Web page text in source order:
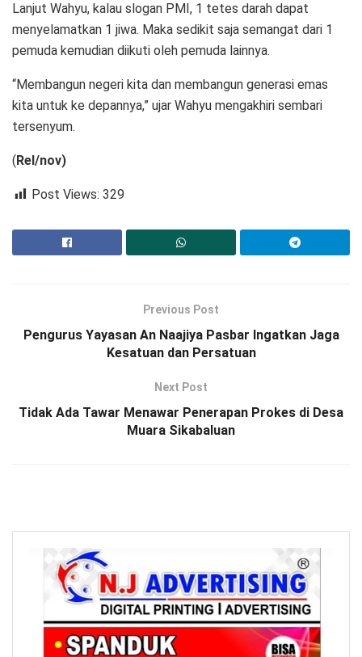
Lanjut Wahyu, kalau slogan PMI, 1 tetes darah dapat
menyelamatkan 1 jiwa. Maka sedikit saja semangat dari 1
pemuda kemudian diikuti oleh pemuda lainnya.
“Membangun negeri kita dan membangun generasi emas
kita untuk ke depannya,” ujar Wahyu mengakhiri sembari
tersenyum.
(Rel/nov)
Post Views: 329
Previous Post
Pengurus Yayasan An Naajiya Pasbar Ingatkan Jaga
Kesatuan dan Persatuan
Next Post
Tidak Ada Tawar Menawar Penerapan Prokes di Desa
Muara Sikabaluan